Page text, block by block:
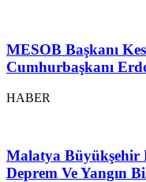
MESOB Başkanı
Cumhurbaşkanı
HABER
Malatya Büyükşehir
Deprem Ve Yangın